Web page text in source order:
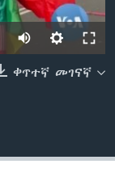
ቀጥተኛ መገናኛ